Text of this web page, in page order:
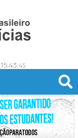
15:43:48